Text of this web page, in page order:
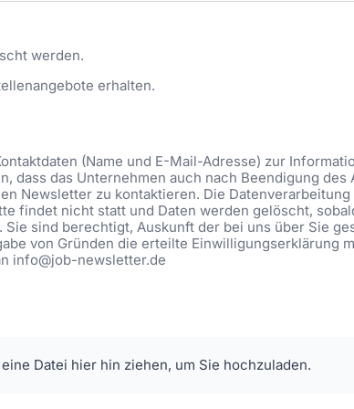
werden.
erhalten.
(Name und E-Mail-Adresse) zur
dass das Unternehmen auch nach Beendigung
Newsletter zu kontaktieren. Die Datenverarbeitung
findet nicht statt und Daten werden gelöscht,
sind berechtigt, Auskunft der bei uns über Sie
von Gründen die erteilte Einwilligungserklärung
info@job-newsletter.de
Datei hier hin ziehen, um Sie hochzuladen.